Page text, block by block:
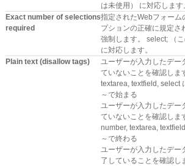
は未使用） に対応します
Exact number of selections
required
指定されたWebフォーム
プションの正確に規定さ
強制します。 select; （
に対応します。
Plain text (disallow tags)
ユーザーが入力したデ
ていないことを確認しま
textarea, textfield, select
～で始まる
ユーザーが入力したデ
ていないことを確認しま
number, textarea,
～で終わる
ユーザーが入力したデ
了していることを確認し